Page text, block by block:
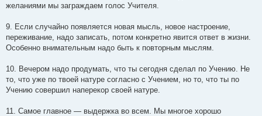
желаниями мы заграждаем голос Учителя.
9. Если случайно появляется новая мысль, новое настроение,
переживание, надо записать, потом конкретно явится ответ в жизни.
Особенно внимательным надо быть к повторным мыслям.
10. Вечером надо продумать, что ты сегодня сделал по Учению. Не
то, что уже по твоей натуре согласно с Учением, но то, что ты по
Учению совершил наперекор своей натуре.
11. Самое главное — выдержка во всем. Мы многое хорошо